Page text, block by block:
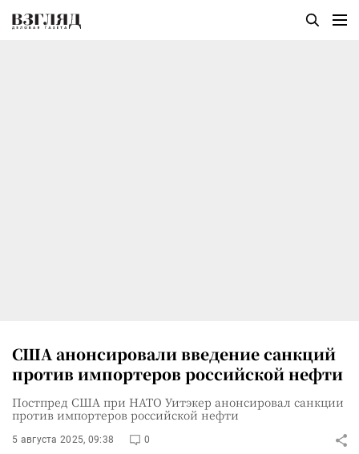
США анонсировали введение санкций
против импортеров российской нефти
Постпред США при НАТО Уитэкер анонсировал санкции
против импортеров российской нефти
5 августа 2025, 09:38 0